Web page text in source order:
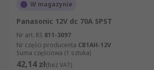
W magazynie
Panasonic 12V dc 70A SPST
Nr art. RS 811-3097
Nr części producenta CB1AH-12V
Suma częściowa (1 sztuka)
42,14 zł(bez VAT)